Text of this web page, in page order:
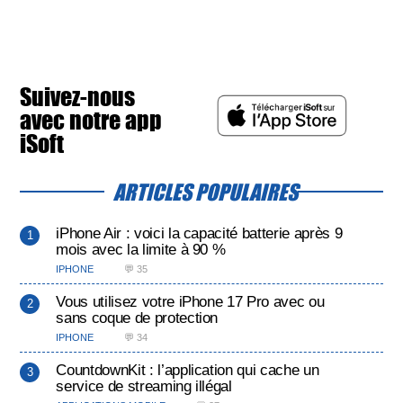
Suivez-nous
avec notre app
iSoft
ARTICLES POPULAIRES
iPhone Air : voici la capacité batterie après 9
mois avec la limite à 90 %
IPHONE 💬 35
Vous utilisez votre iPhone 17 Pro avec ou
sans coque de protection
IPHONE 💬 34
CountdownKit : l’application qui cache un
service de streaming illégal